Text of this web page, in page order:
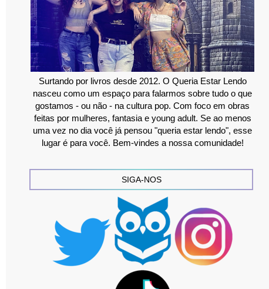
Surtando por livros desde 2012. O Queria Estar Lendo
nasceu como um espaço para falarmos sobre tudo o que
gostamos - ou não - na cultura pop. Com foco em obras
feitas por mulheres, fantasia e young adult. Se ao menos
uma vez no dia você já pensou "queria estar lendo", esse
lugar é para você. Bem-vindes a nossa comunidade!
SIGA-NOS